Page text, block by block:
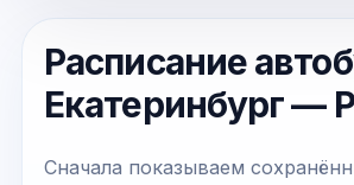
Расписание
Екатеринбург —
Сначала показываем